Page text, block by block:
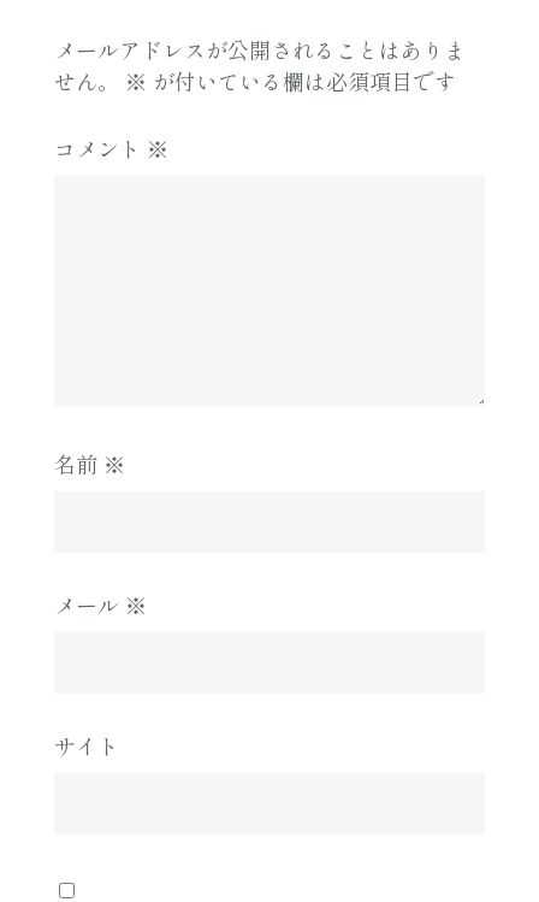
メールアドレスが公開されることはありま
せん。
※ が付いている欄は必須項目です
コメント ※
名前 ※
メール ※
サイト